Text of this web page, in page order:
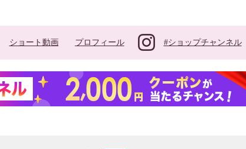
ショート動画 プロフィール #ショップチャンネル